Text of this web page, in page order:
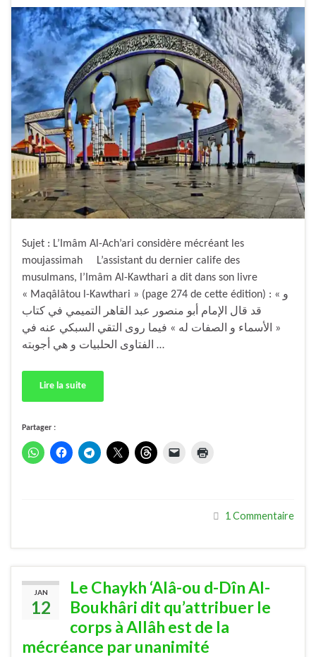
Sujet : L’Imâm Al-Ach’ari considère mécréant les
moujassimah L’assistant du dernier calife des
musulmans, l’Imâm Al-Kawthari a dit dans son livre
« Maqâlâtou l-Kawthari » (page 274 de cette édition) : « و
قد قال الإمام أبو منصور عبد القاهر التميمي في كتاب
« الأسماء و الصفات له » فيما روى التقي السبكي عنه في
الفتاوى الحلبيات و هي أجوبته …
Lire la suite
Partager :
1 Commentaire
JAN
12
Le Chaykh ‘Alâ-ou d-Dîn Al-
Boukhâri dit qu’attribuer le
corps à Allâh est de la
mécréance par unanimité